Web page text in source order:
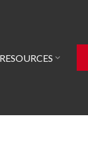
RESOURCES